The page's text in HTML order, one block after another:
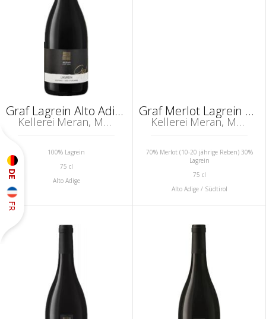
DE
FR
Graf Lagrein Alto Adige DOC
Kellerei Meran, Marling, Südtirol (Alto Adige)
100% Lagrein
75 cl
Alto Adige
Graf Merlot Lagrein Alto Adige DOC
Kellerei Meran, Marling, Südtirol (Alto Adige)
70% Merlot (10-20 jährige Reben) 30%
Lagrein
75 cl
Alto Adige / Südtirol